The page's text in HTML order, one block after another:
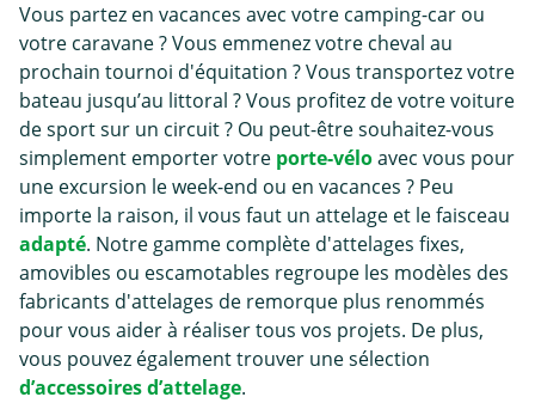
Vous partez en vacances avec votre camping-car ou
votre caravane ? Vous emmenez votre cheval au
prochain tournoi d'équitation ? Vous transportez votre
bateau jusqu’au littoral ? Vous profitez de votre voiture
de sport sur un circuit ? Ou peut-être souhaitez-vous
simplement emporter votre porte-véloavec vous pour
une excursion le week-end ou en vacances ? Peu
importe la raison, il vous faut un attelage et le faisceau
adapté. Notre gamme complète d'attelages fixes,
amovibles ou escamotables regroupe les modèles des
fabricants d'attelages de remorque plus renommés
pour vous aider à réaliser tous vos projets. De plus,
vous pouvez également trouver une sélection
d’accessoires d’attelage.